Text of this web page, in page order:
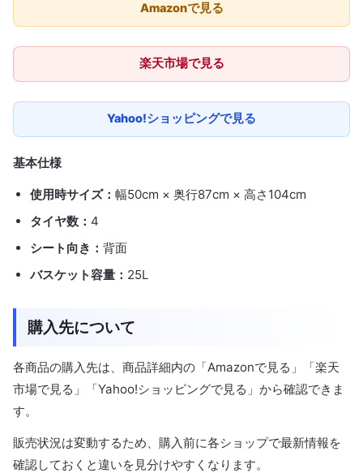
Amazonで見る
楽天市場で見る
Yahoo!ショッピングで見る
基本仕様
使用時サイズ： 幅50cm × 奥行87cm × 高さ104cm
タイヤ数： 4
シート向き： 背面
バスケット容量： 25L
購入先について
各商品の購入先は、商品詳細内の「Amazonで見る」「楽天
市場で見る」「Yahoo!ショッピングで見る」から確認できま
す。
販売状況は変動するため、購入前に各ショップで最新情報を
確認しておくと違いを見分けやすくなります。